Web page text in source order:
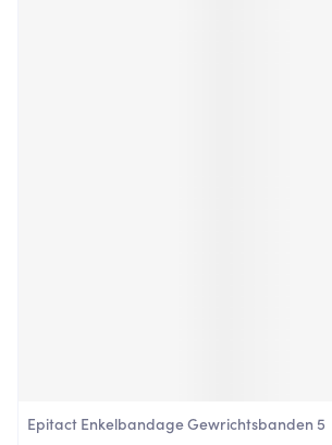
Epitact Enkelbandage Gewrichtsbanden 5